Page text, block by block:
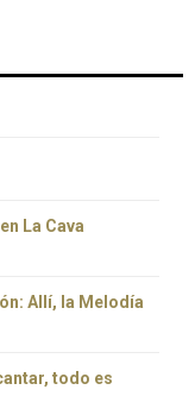
La Cava
Allí, la Melodía
todo es